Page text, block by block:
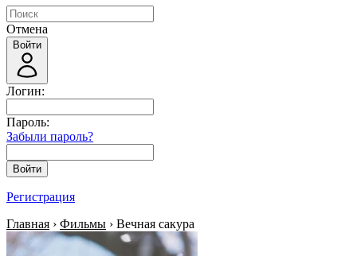
Отмена
Войти
Логин:
Пароль:
Забыли пароль?
Войти
Регистрация
Главная › Фильмы › Вечная сакура